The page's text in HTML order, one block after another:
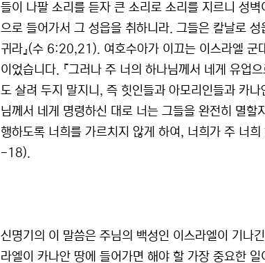
들이 나팔 소리를 듣자 큰 소리로 소리를 지르니 성
으로 들어가서 그 성읍을 취하니라. 그들은 칼날로
귀라』(수 6:20,21). 여호수아가 이끄는 이스라엘 군
이었습니다. 『그러나 주 너의 하나님께서 네게 유업
도 살려 두지 말지니, 즉 힛인들과 아모리인들과 카
님께서 네게 명령하신 대로 너는 그들을 완전히 멸
행하도록 너희를 가르치지 않게 하여, 너희가 주 너
-18).
신명기의 이 말씀은 주님의 백성인 이스라엘이 기나
라엘이 카나안 땅에 들어가면 해야 할 가장 중요한